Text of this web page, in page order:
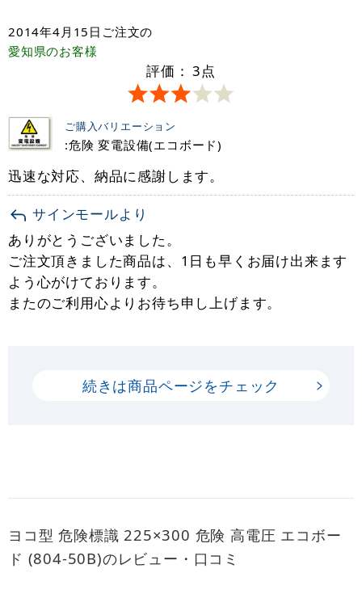
2014年4月15日 ご注文の
愛知県のお客様
評価： 3点
ご購入バリエーション
:危険 変電設備(エコボード)
迅速な対応、納品に感謝します。
サインモールより
ありがとうございました。
ご注文頂きました商品は、1日も早くお届け出来ます
よう心がけております。
またのご利用心よりお待ち申し上げます。
続きは商品ページをチェック
ヨコ型 危険標識 225×300 危険 高電圧 エコボー
ド (804-50B)のレビュー・口コミ